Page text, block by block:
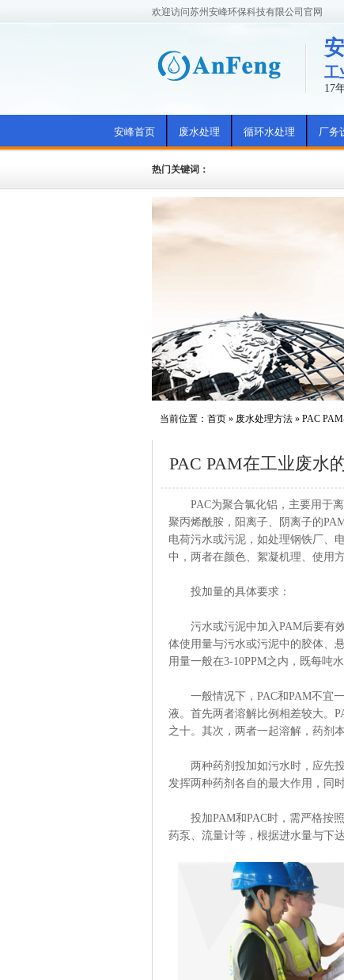
欢迎访问苏州安峰环保科技有限公司官网
工
17
安峰首页 废水处理 循环水处理 厂务
热门关键词：
当前位置： 首页 » 废水处理方法 » PAC
PAC PAM在工业废水
PAC为聚合氯化铝，主要用于离
聚丙烯酰胺，阳离子、阴离子的
电荷污水或污泥，如处理钢铁厂、
中，两者在颜色、絮凝机理、使用
投加量的具体要求：
污水或污泥中加入PAM后要有效
体使用量与污水或污泥中的胶体、
用量一般在3-10PPM之内，既每吨
一般情况下，PAC和PAM不宜一
液。首先两者溶解比例相差较大。
之十。其次，两者一起溶解，药剂
两种药剂投加如污水时，应先投
发挥两种药剂各自的最大作用，同
投加PAM和PAC时，需严格按照
药泵、流量计等，根据进水量与下